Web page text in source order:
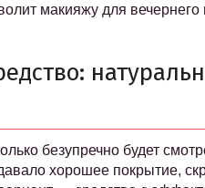
макияжу для вечернего
безупречно будет
хорошее покрытие,